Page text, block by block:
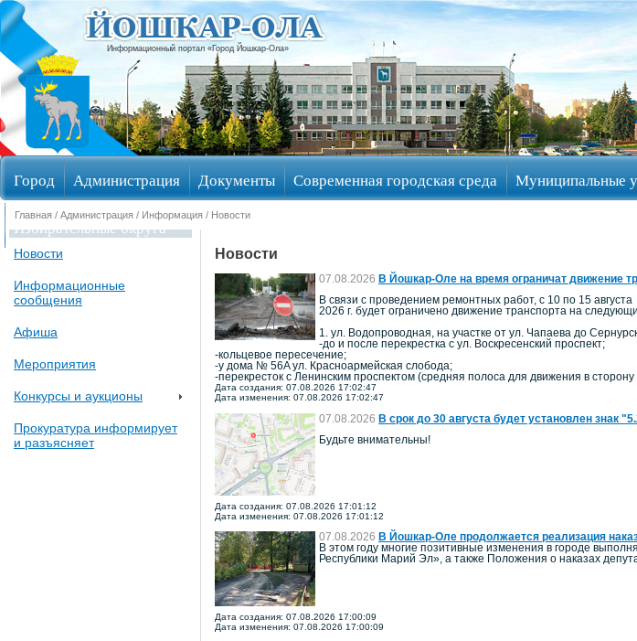
Информационный портал «Город Йошкар-Ола»
Город Администрация Документы Современная городская среда Муниципальные
Избирательные округа
Главная / Администрация / Информация / Новости
Новости
Информационные
сообщения
Афиша
Мероприятия
Конкурсы и аукционы
Прокуратура информирует
и разъясняет
Новости
07.08.2026 В Йошкар-Оле на время ограничат движение
В связи с проведением ремонтных работ, с 10 по 15 августа
2026 г. будет ограничено движение транспорта на
1. ул. Водопроводная, на участке от ул. Чапаева до
-до и после перекрестка с ул. Воскресенский проспект;
-кольцевое пересечение;
-у дома № 56A ул. Красноармейская слобода;
-перекресток с Ленинским проспектом (средняя полоса для движения в сторону
Дата создания: 07.08.2026 17:02:47
Дата изменения: 07.08.2026 17:02:47
07.08.2026 В срок до 30 августа будет установлен знак
Будьте внимательны!
Дата создания: 07.08.2026 17:01:12
Дата изменения: 07.08.2026 17:01:12
07.08.2026 В Йошкар-Оле продолжается реализация
В этом году многие позитивные изменения в городе
Республики Марий Эл», а также Положения о наказах
Дата создания: 07.08.2026 17:00:09
Дата изменения: 07.08.2026 17:00:09